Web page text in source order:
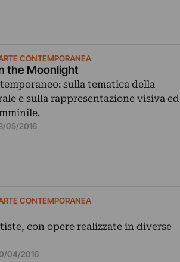
CONTEMPORANEA
the Moonlight
sulla tematica della
e sulla rappresentazione visiva ed
05/2016
CONTEMPORANEA
con opere realizzate in diverse
04/2016